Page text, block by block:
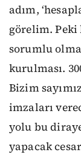
adım,
görelim. Peki
sorumlu
kurulması.
Bizim
imzaları
yolu bu
yapacak